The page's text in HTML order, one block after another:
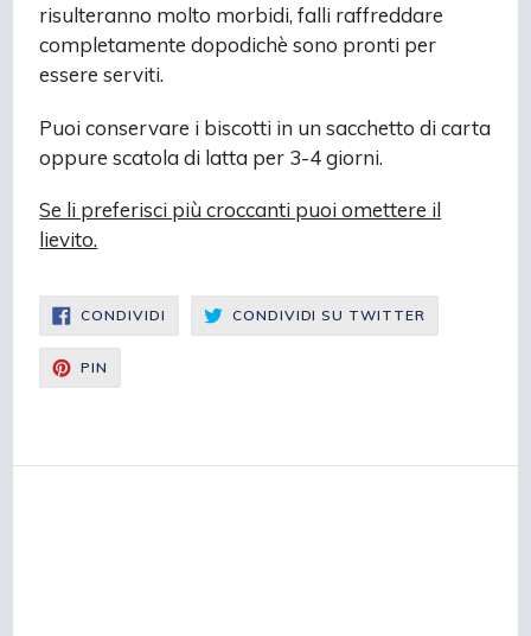
risulteranno molto morbidi, falli raffreddare
completamente dopodichè sono pronti per
essere serviti.
Puoi conservare i biscotti in un sacchetto di carta
oppure scatola di latta per 3-4 giorni.
Se li preferisci più croccanti puoi omettere il
lievito.
CONDIVIDI CONDIVIDI
FACEBOOK
CONDIVIDI SU TWITTER
SU
TWITTER
PIN
PINTEREST